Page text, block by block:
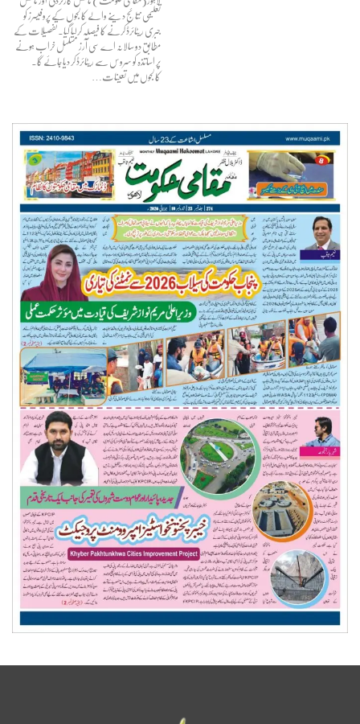
تعلیمی نتائج دینے والے کالجوں کے پروفیسرز کو
جبری ریٹائرڈ کرنے کا فیصلہ کرلیا گیا۔تفصیلات کے
مطابق دو سالانہ اے سی آرز مسلسل خراب ہونے
پر اساتذہ کو سروس سے ریٹائرڈ کر دیا جائے گا۔
کالجوں میں تعینات…